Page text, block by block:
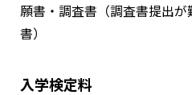
願書・調査書（調査書提出
書）
入学検定料